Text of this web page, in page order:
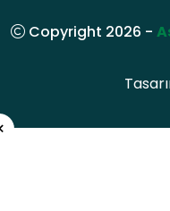
Copyright 2026 -